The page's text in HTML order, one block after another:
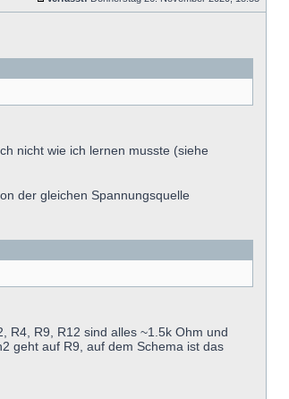
nicht wie ich lernen musste (siehe
der gleichen Spannungsquelle
R4, R9, R12 sind alles ~1.5k Ohm und
geht auf R9, auf dem Schema ist das